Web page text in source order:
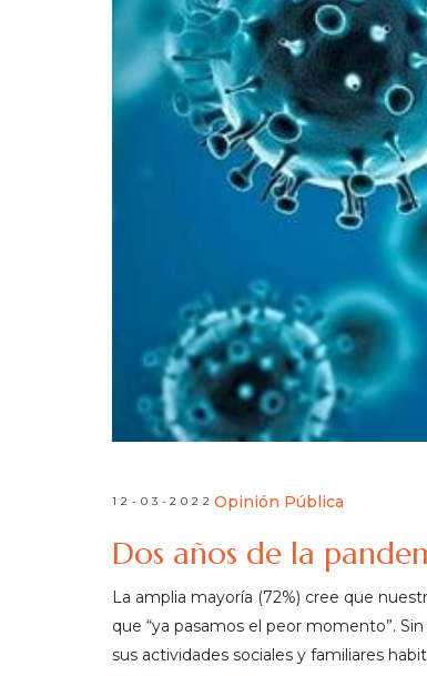
12-03-2022Opinión Pública
Dos años de la
La amplia mayoría (72%) cree que
que “ya pasamos el peor momento”.
sus actividades sociales y familiares